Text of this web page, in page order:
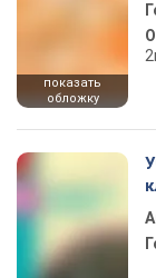
показать
обложку